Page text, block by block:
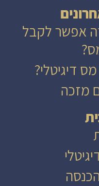
אפשר לקבל
דיגיטלי?
מזכה